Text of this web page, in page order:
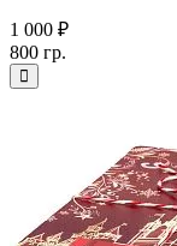
1 000 ₽
800 гр.